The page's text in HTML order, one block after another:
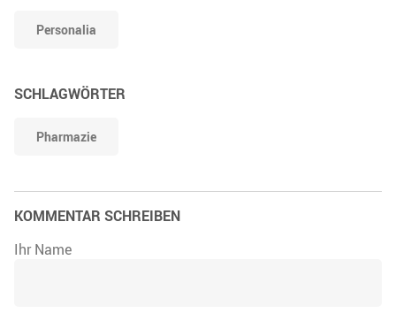
Personalia
SCHLAGWÖRTER
Pharmazie
KOMMENTAR SCHREIBEN
Ihr Name